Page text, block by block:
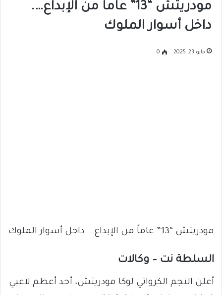
مودريتش “13” عاماً من الإبداع….
داخل أسوار الملوك
مايو 23, 2025 0
مودريتش “13” عاماً من الإبداع…. داخل أسوار الملوك
السلطة نت – وكالات
أعلن النجم الكرواتي لوكا مودريتش، أحد أعظم لاعبي